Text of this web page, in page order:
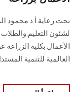
تحت رعاية أ.د.محمود
لشئون التعليم والطلاب
الأعمال بكلية الزراعة
العالمية للتنمية